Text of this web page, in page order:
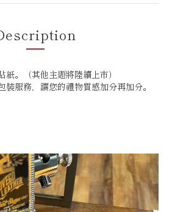
。（其他主題將陸續上市）
裝服務，讓您的禮物質感加分再加分。